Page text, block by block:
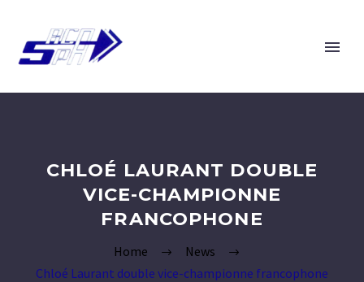
CHLOÉ LAURANT DOUBLE
VICE-CHAMPIONNE
FRANCOPHONE
Home
News
Chloé Laurant double vice-championne francophone